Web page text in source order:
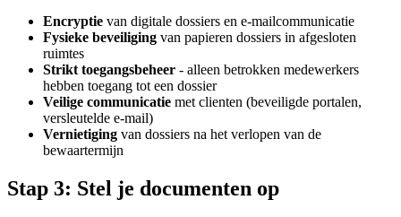
Encryptie van digitale dossiers en e-mailcommunicatie
Fysieke beveiliging van papieren dossiers in afgesloten
ruimtes
Strikt toegangsbeheer - alleen betrokken medewerkers
hebben toegang tot een dossier
Veilige communicatie met clienten (beveiligde portalen,
versleutelde e-mail)
Vernietiging van dossiers na het verlopen van de
bewaartermijn
Stap 3: Stel je documenten op